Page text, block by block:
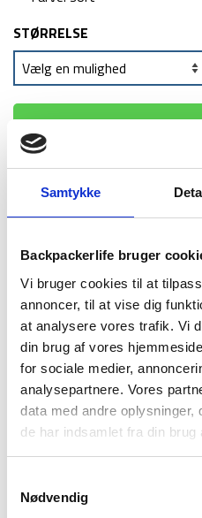
Samtykke
Backpackerlife bruger
Vi bruger cookies til at
annoncer, til at vise dig
at analysere vores trafik. Vi
din brug af vores
for sociale medier,
analysepartnere. Vores
data med andre oplysninger,
de har indsamlet fra din brug
Nødvendig
STØRRELSE
1-2 dages
levering
Fri
BESKRIVELSE
BRAND
Med Women’s Speed Strike 2
du en støvle, der kan det hele.
designet til at give ekstra
Med den aftagelige EVA-
sikret høj komfort og